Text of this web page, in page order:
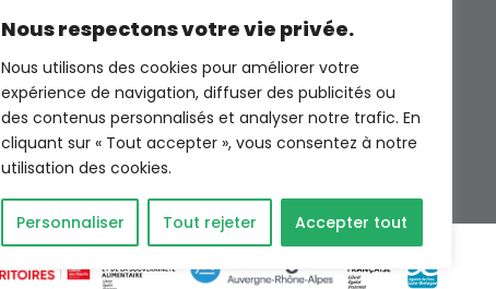
Nous respectons votre vie privée.
Nous utilisons des cookies pour améliorer votre
expérience de navigation, diffuser des publicités ou
des contenus personnalisés et analyser notre trafic. En
cliquant sur « Tout accepter », vous consentez à notre
utilisation des cookies.
Personnaliser Tout rejeter Accepter tout
© Photos Freepik sauf indications
contraires